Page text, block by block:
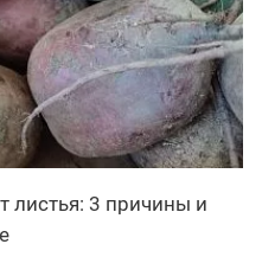
листья: 3 причины и